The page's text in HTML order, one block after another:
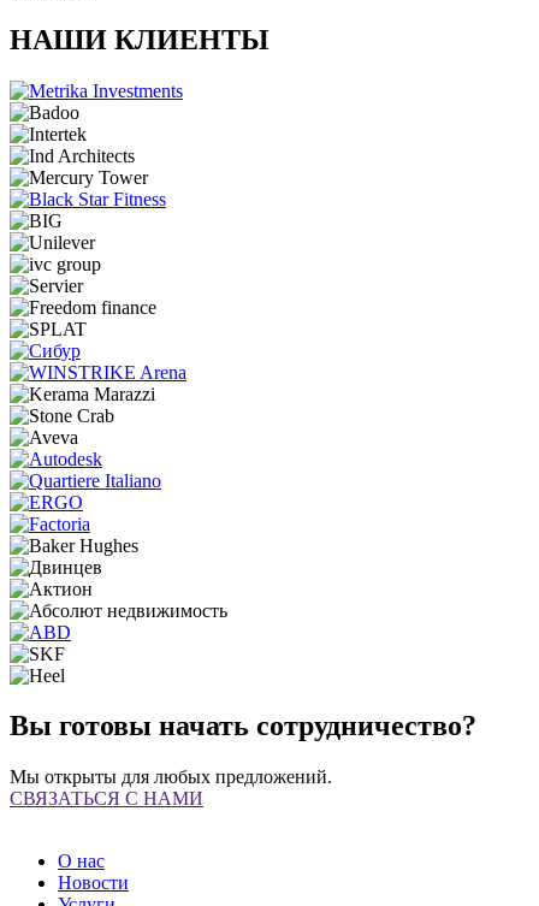
НАШИ КЛИЕНТЫ
Вы готовы начать сотрудничество?
Мы открыты для любых предложений.
СВЯЗАТЬСЯ С НАМИ
О нас
Новости